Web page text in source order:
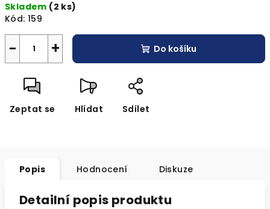
cena:
Skladem (2 ks)
Kód: 159
+
− Do košíku
Zeptat se Hlídat Sdílet
Popis Hodnocení Diskuze
Detailní popis produktu